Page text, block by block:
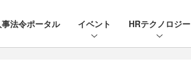
事法令ポータル イベント HRテクノロジー